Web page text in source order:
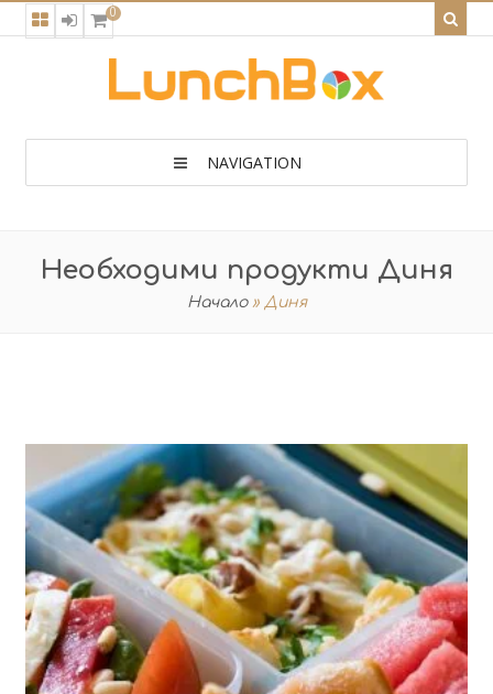
0
NAVIGATION
Необходими продукти Диня
Начало » Диня
1
1
1 Min